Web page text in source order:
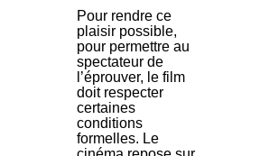
Pour rendre ce
plaisir possible,
pour permettre au
spectateur de
l’éprouver, le film
doit respecter
certaines
conditions
formelles. Le